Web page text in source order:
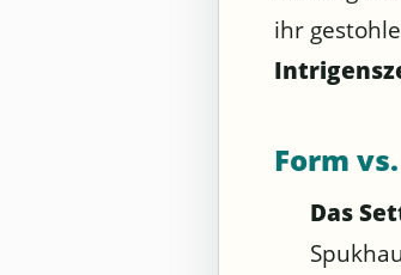
ihr
Form
Das